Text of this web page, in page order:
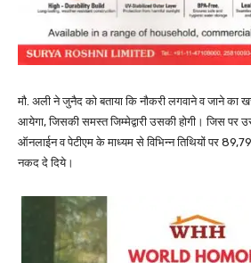
मौ. अली ने जुनैद को बताया कि नौकरी लगवाने व जाने का
आयेगा, जिसकी समस्त जिम्मेद्वारी उसकी होगी। जिस पर
ऑनलाईन व पेटीएम के माध्यम से विभिन्न तिथियों पर
नकद दे दिये।